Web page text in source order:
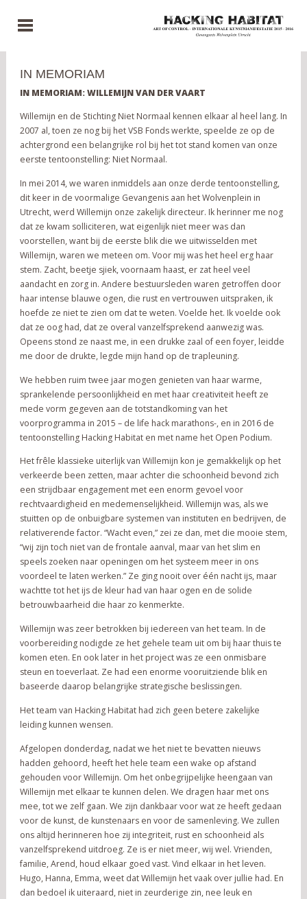
IN MEMORIAM
IN MEMORIAM: WILLEMIJN VAN DER VAART
Willemijn en de Stichting Niet Normaal kennen elkaar al heel lang. In
2007 al, toen ze nog bij het VSB Fonds werkte, speelde ze op de
achtergrond een belangrijke rol bij het tot stand komen van onze
eerste tentoonstelling: Niet Normaal.
In mei 2014, we waren inmiddels aan onze derde tentoonstelling,
dit keer in de voormalige Gevangenis aan het Wolvenplein in
Utrecht, werd Willemijn onze zakelijk directeur. Ik herinner me nog
dat ze kwam solliciteren, wat eigenlijk niet meer was dan
voorstellen, want bij de eerste blik die we uitwisselden met
Willemijn, waren we meteen om. Voor mij was het heel erg haar
stem. Zacht, beetje sjiek, voornaam haast, er zat heel veel
aandacht en zorg in. Andere bestuursleden waren getroffen door
haar intense blauwe ogen, die rust en vertrouwen uitspraken, ik
hoefde ze niet te zien om dat te weten. Voelde het. Ik voelde ook
dat ze oog had, dat ze overal vanzelfsprekend aanwezig was.
Opeens stond ze naast me, in een drukke zaal of een foyer, leidde
me door de drukte, legde mijn hand op de trapleuning.
We hebben ruim twee jaar mogen genieten van haar warme,
sprankelende persoonlijkheid en met haar creativiteit heeft ze
mede vorm gegeven aan de totstandkoming van het
voorprogramma in 2015 – de life hack marathons-, en in 2016 de
tentoonstelling Hacking Habitat en met name het Open Podium.
Het frêle klassieke uiterlijk van Willemijn kon je gemakkelijk op het
verkeerde been zetten, maar achter die schoonheid bevond zich
een strijdbaar engagement met een enorm gevoel voor
rechtvaardigheid en medemenselijkheid. Willemijn was, als we
stuitten op de onbuigbare systemen van instituten en bedrijven, de
relativerende factor. “Wacht even,” zei ze dan, met die mooie stem,
“wij zijn toch niet van de frontale aanval, maar van het slim en
speels zoeken naar openingen om het systeem meer in ons
voordeel te laten werken.” Ze ging nooit over één nacht ijs, maar
wachtte tot het ijs de kleur had van haar ogen en de solide
betrouwbaarheid die haar zo kenmerkte.
Willemijn was zeer betrokken bij iedereen van het team. In de
voorbereiding nodigde ze het gehele team uit om bij haar thuis te
komen eten. En ook later in het project was ze een onmisbare
steun en toeverlaat. Ze had een enorme vooruitziende blik en
baseerde daarop belangrijke strategische beslissingen.
Het team van Hacking Habitat had zich geen betere zakelijke
leiding kunnen wensen.
Afgelopen donderdag, nadat we het niet te bevatten nieuws
hadden gehoord, heeft het hele team een wake op afstand
gehouden voor Willemijn. Om het onbegrijpelijke heengaan van
Willemijn met elkaar te kunnen delen. We dragen haar met ons
mee, tot we zelf gaan. We zijn dankbaar voor wat ze heeft gedaan
voor de kunst, de kunstenaars en voor de samenleving. We zullen
ons altijd herinneren hoe zij integriteit, rust en schoonheid als
vanzelfsprekend uitdroeg. Ze is er niet meer, wij wel. Vrienden,
familie, Arend, houd elkaar goed vast. Vind elkaar in het leven.
Hugo, Hanna, Emma, weet dat Willemijn het vaak over jullie had. En
dan bedoel ik uiteraard, niet in zeurderige zin, nee leuk en